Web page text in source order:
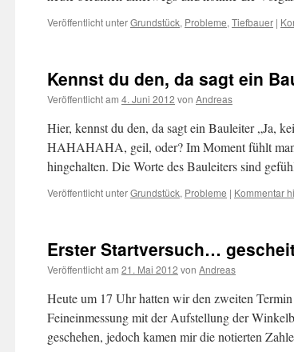
Veröffentlicht unterGrundstück, Probleme, Tiefbauer |
Kennst du den, da sagt ein
Veröffentlicht am 4. Juni 2012 von Andreas
Hier, kennst du den, da sagt ein Bauleiter „Ja,
HAHAHAHA, geil, oder? Im Moment fühlt
hingehalten. Die Worte des Bauleiters sind
Veröffentlicht unterGrundstück, Probleme | Kommentar
Erster Startversuch…
Veröffentlicht am 21. Mai 2012 von Andreas
Heute um 17 Uhr hatten wir den zweiten
Feineinmessung mit der Aufstellung der
geschehen, jedoch kamen mir die notierten